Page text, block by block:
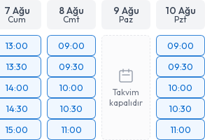
7 Ağu
Cum
8 Ağu
Cmt
9 Ağu
Paz
10 Ağu
Pzt
13:00
13:30
14:00
14:30
15:00
09:00
09:30
10:00
10:30
11:00
Takvim
kapalıdır
09:00
09:30
10:00
10:30
11:00